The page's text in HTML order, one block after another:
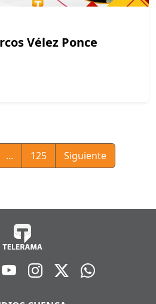
Vélez Ponce
... 125 Siguiente